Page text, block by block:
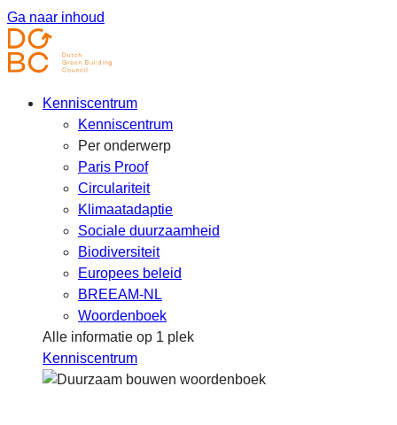
Ga naar inhoud
Kenniscentrum
Kenniscentrum
Per onderwerp
Paris Proof
Circulariteit
Klimaatadaptie
Sociale duurzaamheid
Biodiversiteit
Europees beleid
BREEAM-NL
Woordenboek
Alle informatie op 1 plek
Kenniscentrum